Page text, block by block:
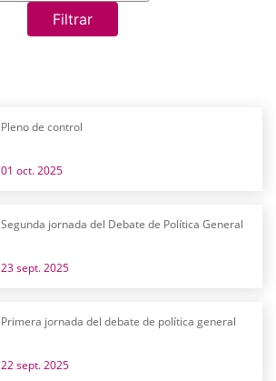
Filtrar
Pleno de control
01 oct. 2025
Segunda jornada del Debate de Política General
23 sept. 2025
Primera jornada del debate de política general
22 sept. 2025